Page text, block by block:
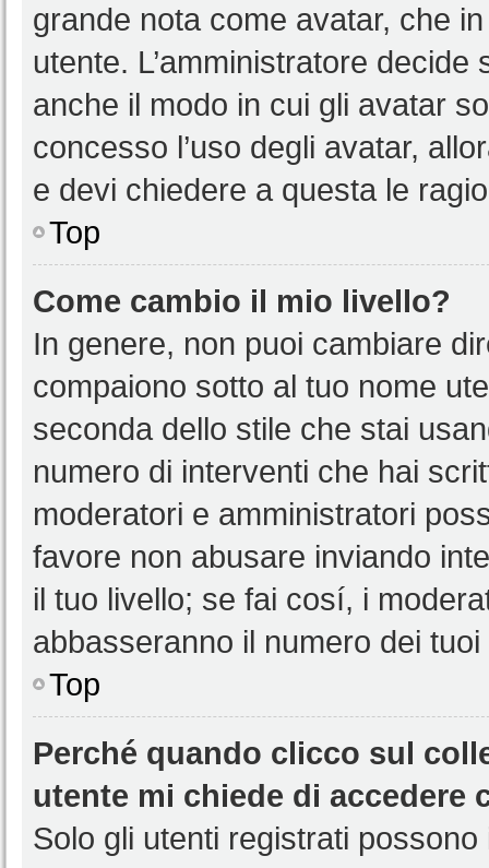
grande nota come avatar, che
utente. L’amministratore
anche il modo in cui gli avatar
concesso l’uso degli avatar,
e devi chiedere a questa le
Top
Come cambio il mio livello?
In genere, non puoi cambiare
compaiono sotto al tuo nome
seconda dello stile che stai
numero di interventi che hai
moderatori e amministratori
favore non abusare inviando
il tuo livello; se fai cosí, i
abbasseranno il numero dei
Top
Perché quando clicco sul
utente mi chiede di accedere
Solo gli utenti registrati